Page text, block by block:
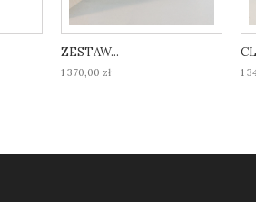
ZESTAW...
1 370,00 zł 1